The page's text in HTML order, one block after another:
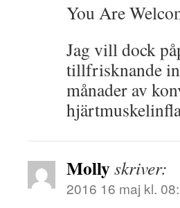
You Are
Jag vill dock
tillfrisknande
månader av
Mollyskriver:
2016 16 maj kl.